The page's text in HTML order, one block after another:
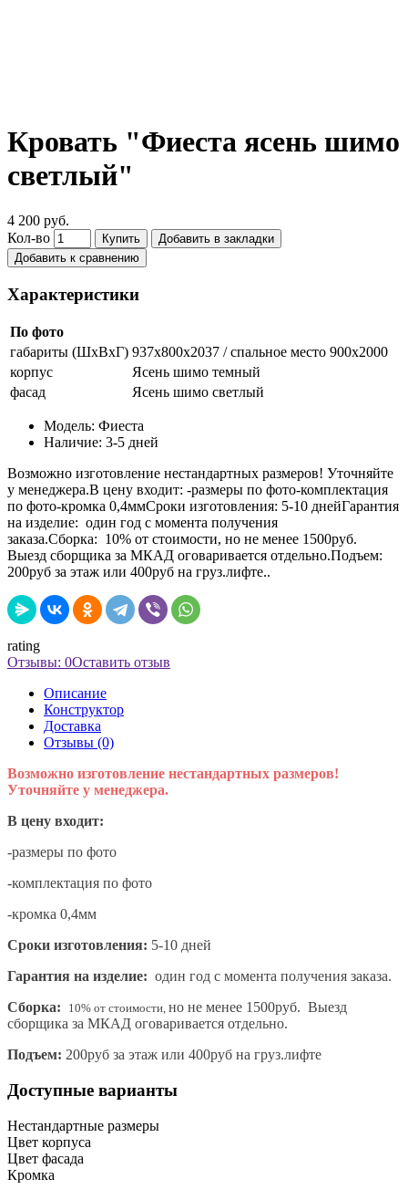
Кровать "Фиеста ясень шимо
светлый"
4 200 руб.
Кол-во
Купить
Добавить в закладки
Добавить к сравнению
Характеристики
По фото
габариты (ШхВхГ) 937х800х2037 / спальное место 900х2000
корпус
Ясень шимо темный
фасад
Ясень шимо светлый
Модель: Фиеста
Наличие: 3-5 дней
Возможно изготовление нестандартных размеров! Уточняйте
у менеджера.В цену входит: -размеры по фото-комплектация
по фото-кромка 0,4ммСроки изготовления: 5-10 днейГарантия
на изделие: один год с момента получения
заказа.Сборка: 10% от стоимости, но не менее 1500руб.
Выезд сборщика за МКАД оговаривается отдельно.Подъем:
200руб за этаж или 400руб на груз.лифте..
rating
Отзывы: 0Оставить отзыв
Описание
Конструктор
Доставка
Отзывы (0)
Возможно изготовление нестандартных размеров!
Уточняйте у менеджера.
В цену входит:
-размеры по фото
-комплектация по фото
-кромка 0,4мм
Сроки изготовления: 5-10 дней
Гарантия на изделие: один год с момента получения заказа.
Сборка:
10% от стоимости, но не менее 1500руб. Выезд
сборщика за МКАД оговаривается отдельно.
Подъем: 200руб за этаж или 400руб на груз.лифте
Доступные варианты
Нестандартные размеры
Цвет корпуса
Цвет фасада
Кромка